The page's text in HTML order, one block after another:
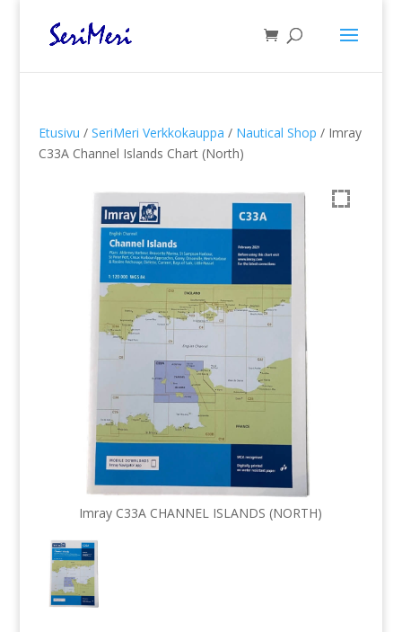
Etusivu / SeriMeri Verkkokauppa / Nautical Shop / Imray
C33A Channel Islands Chart (North)
Imray C33A CHANNEL ISLANDS (NORTH)